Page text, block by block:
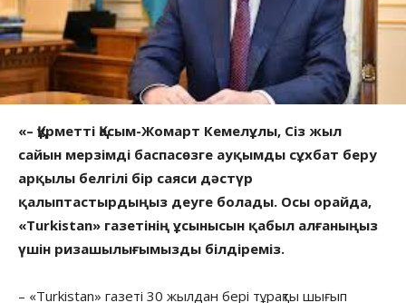
«– Құрметті Қасым-Жомарт Кемелұлы, Сіз жыл
сайын мерзімді баспасөзге ауқымды сұхбат беру
арқылы белгілі бір саяси дәстүр
қалыптастырдыңыз деуге болады. Осы орайда,
«Turkistan» газетінің ұсынысын қабыл алғаныңыз
үшін ризашылығымызды білдіреміз.
– «Turkistan» газеті 30 жылдан бері тұрақты шығып